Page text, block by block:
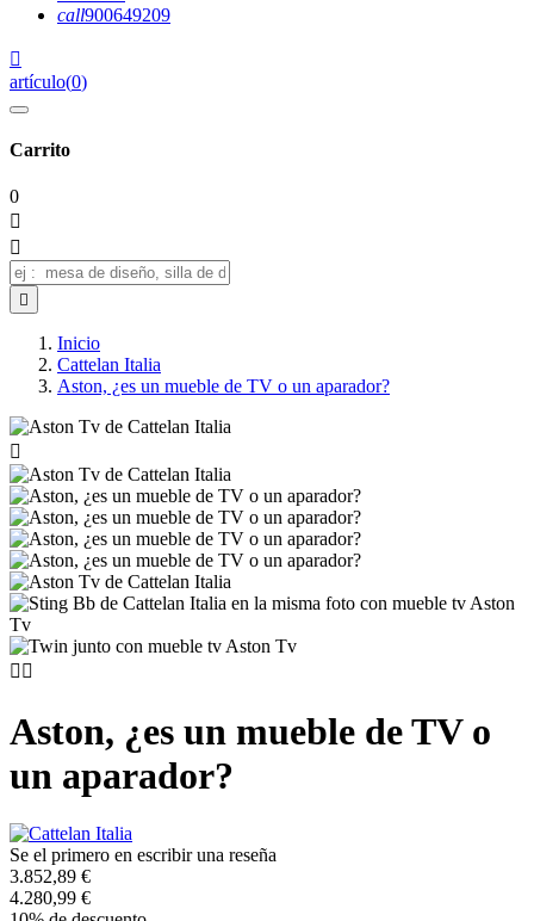
call900649209

artículo(0)
Carrito
0



Inicio
Cattelan Italia
Aston, ¿es un mueble de TV o un aparador?

 
Aston, ¿es un mueble de TV o
un aparador?
Se el primero en escribir una reseña
3.852,89 €
4.280,99 €